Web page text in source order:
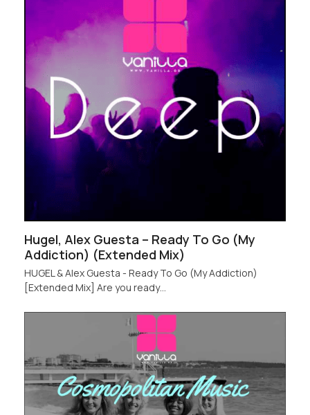
Hugel, Alex Guesta – Ready To Go (My
Addiction) (Extended Mix)
HUGEL & Alex Guesta - Ready To Go (My Addiction)
[Extended Mix] Are you ready…